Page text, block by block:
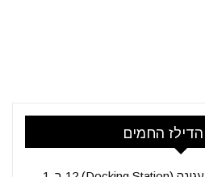
הדילז החמים